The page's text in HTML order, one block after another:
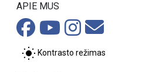
APIE MUS
Kontrasto režimas